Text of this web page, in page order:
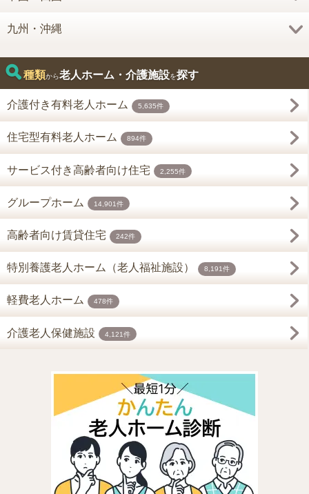
九州・沖縄
種類から老人ホーム・介護施設を探す
介護付き有料老人ホーム 5,635件
住宅型有料老人ホーム 894件
サービス付き高齢者向け住宅 2,255件
グループホーム 14,901件
高齢者向け賃貸住宅 242件
特別養護老人ホーム（老人福祉施設） 8,191件
軽費老人ホーム 478件
介護老人保健施設 4,121件